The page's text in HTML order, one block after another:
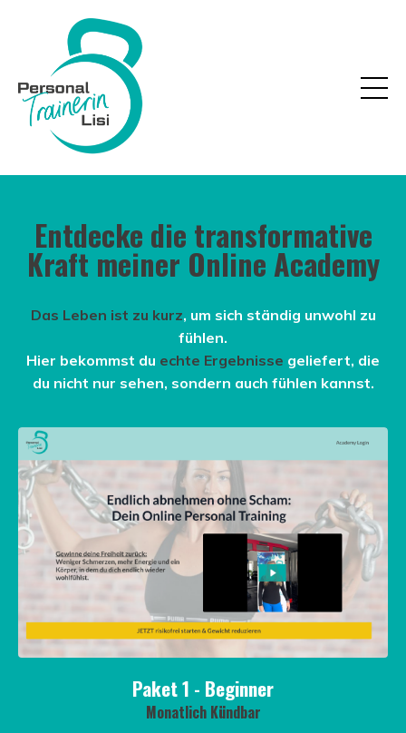
Entdecke die transformative
Kraft meiner Online Academy
Das Leben ist zu kurz, um sich ständig unwohl zu
fühlen.
Hier bekommst du echte Ergebnisse geliefert, die
du nicht nur sehen, sondern auch fühlen kannst.
Paket 1 - Beginner
Monatlich Kündbar